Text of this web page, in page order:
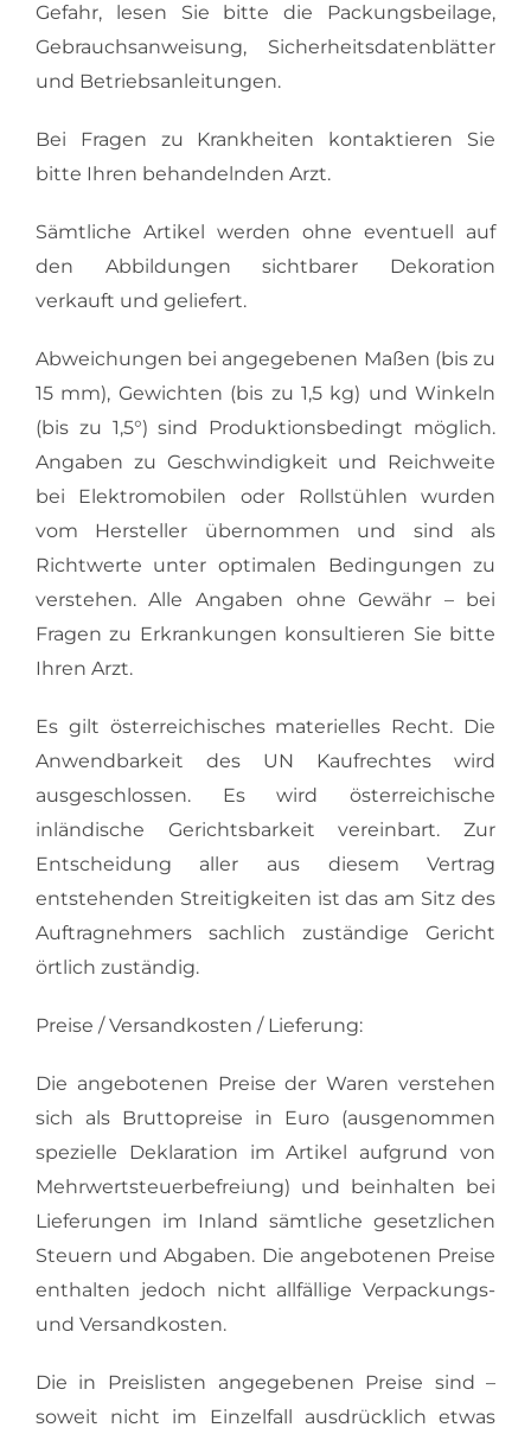
Gefahr, lesen Sie bitte die Packungsbeilage,
Gebrauchsanweisung, Sicherheitsdatenblätter
und Betriebsanleitungen.
Bei Fragen zu Krankheiten kontaktieren Sie
bitte Ihren behandelnden Arzt.
Sämtliche Artikel werden ohne eventuell auf
den Abbildungen sichtbarer Dekoration
verkauft und geliefert.
Abweichungen bei angegebenen Maßen (bis zu
15 mm), Gewichten (bis zu 1,5 kg) und Winkeln
(bis zu 1,5°) sind Produktionsbedingt möglich.
Angaben zu Geschwindigkeit und Reichweite
bei Elektromobilen oder Rollstühlen wurden
vom Hersteller übernommen und sind als
Richtwerte unter optimalen Bedingungen zu
verstehen. Alle Angaben ohne Gewähr – bei
Fragen zu Erkrankungen konsultieren Sie bitte
Ihren Arzt.
Es gilt österreichisches materielles Recht. Die
Anwendbarkeit des UN Kaufrechtes wird
ausgeschlossen. Es wird österreichische
inländische Gerichtsbarkeit vereinbart. Zur
Entscheidung aller aus diesem Vertrag
entstehenden Streitigkeiten ist das am Sitz des
Auftragnehmers sachlich zuständige Gericht
örtlich zuständig.
Preise / Versandkosten / Lieferung:
Die angebotenen Preise der Waren verstehen
sich als Bruttopreise in Euro (ausgenommen
spezielle Deklaration im Artikel aufgrund von
Mehrwertsteuerbefreiung) und beinhalten bei
Lieferungen im Inland sämtliche gesetzlichen
Steuern und Abgaben. Die angebotenen Preise
enthalten jedoch nicht allfällige Verpackungs-
und Versandkosten.
Die in Preislisten angegebenen Preise sind –
soweit nicht im Einzelfall ausdrücklich etwas